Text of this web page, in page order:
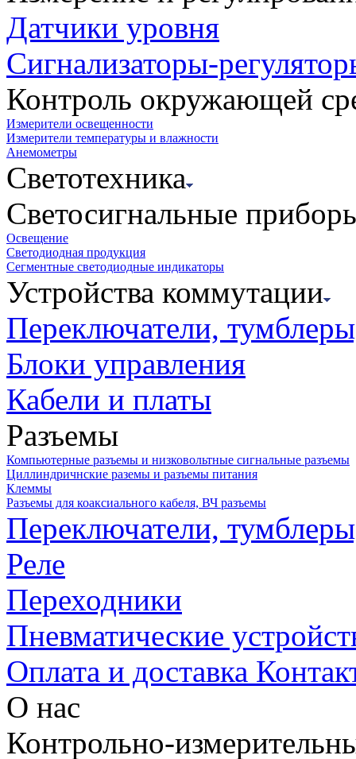
Датчики уровня
Сигнализаторы-
Контроль окружающей
Измерители освещенности
Измерители температуры и влажности
Анемометры
Светотехника
Светосигнальные
Освещение
Светодиодная продукция
Сегментные светодиодные индикаторы
Устройства коммутации
Переключатели,
Блоки управления
Кабели и платы
Разъемы
Компьютерные разъемы и низковольтные сигнальные разъемы
Циллиндричнские раземы и разъемы питания
Клеммы
Разъемы для коаксиального кабеля, ВЧ разъемы
Переключатели,
Реле
Переходники
Пневматические
Оплата и доставка
О нас
Контрольно-